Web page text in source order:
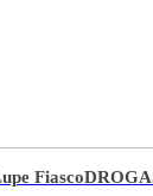
Fiasco